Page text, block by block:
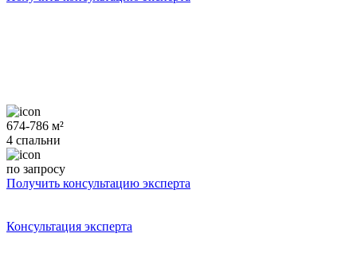
674-786 м²
4 спальни
по запросу
Получить консультацию эксперта
Консультация эксперта